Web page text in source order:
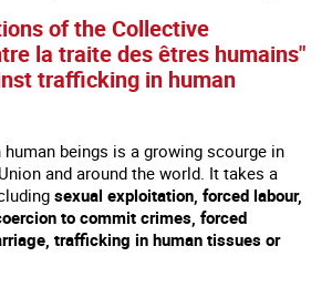
of the Collective
la traite des êtres humains"
trafficking in human
beings is a growing scourge in
and around the world. It takes a
sexual exploitation, forced labour,
to commit crimes, forced
trafficking in human tissues or